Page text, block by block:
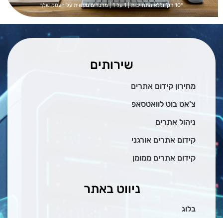
*10 דק' וללא התחייבות | 1 על 1 | מדברים מעשית על העסק שלך
שירותים
מחירון קידום אתרים
צ'אט בוט לוואטסאפ
ניהול אתרים
קידום אתרים אורגני
קידום אתרים ממומן
ניווט באתר
בלוג